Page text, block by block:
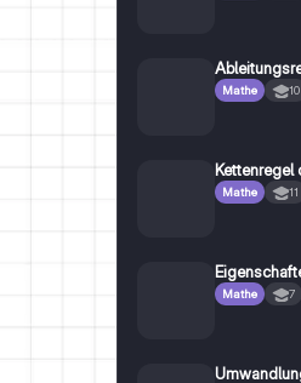
Mathe 10
Kettenregel
Mathe 11
Mathe 7